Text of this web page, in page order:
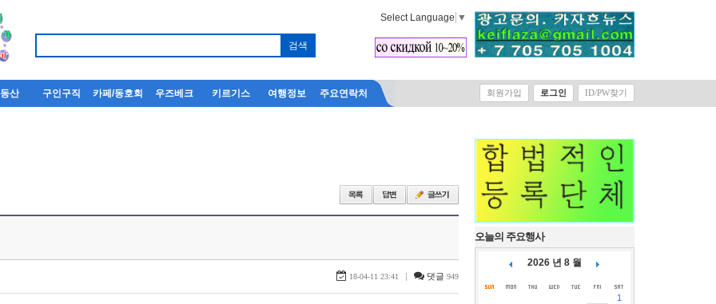
Select Language ▼
산 구인구직 카페/동호회 우즈베크 키르기스 여행정보 주요연락처 회원가입 로그인 ID/PW찾기
18-04-11 23:41 | 댓글 949
오늘의 주요행사
2026 년 8 월
1